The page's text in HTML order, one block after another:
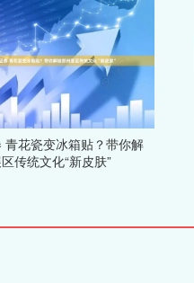
青花瓷变冰箱贴？带你解
传统文化“新皮肤”